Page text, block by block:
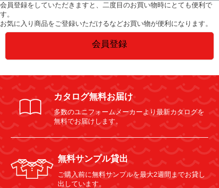
会員登録をしていただきますと、二度目のお買い物時にとても便利で
す。
お気に入り商品をご登録いただけるなどお買い物が便利になります。
会員登録
カタログ無料お届け
多数のユニフォームメーカーより最新カタログを
無料でお届けします。
無料サンプル貸出
ご購入前に無料サンプルを最大2週間までお貸し
出しています。